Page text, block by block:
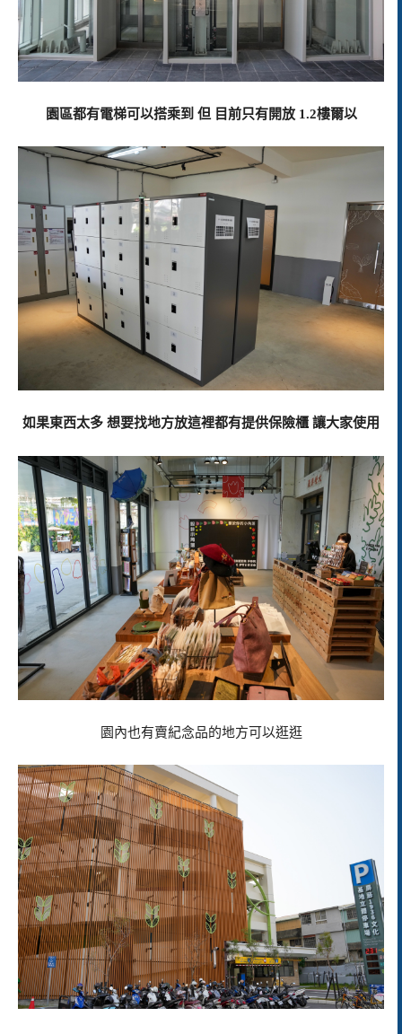
園區都有電梯可以搭乘到 但 目前只有開放 1.2樓爾以
如果東西太多 想要找地方放這裡都有提供保險櫃 讓大家使用
園內也有賣紀念品的地方可以逛逛